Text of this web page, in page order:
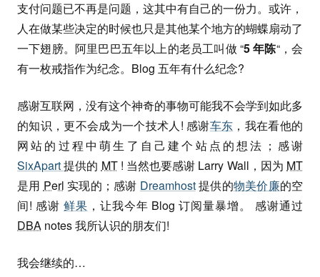
支付问题已不再是问题，这其中有自己的一份力。或许，
人在做某些决定的时候也只是其他某个地方的蝴蝶扇动了
一下翅膀。阿里巴巴五年以上的老员工叫做 “5 年陈“，会
有一枚戒指作为纪念。Blog 五年有什么纪念?
感谢互联网，没有这个神奇的事物可能我不会学到如此多
的知识，更不会成为一个技术人! 感谢车东 ，我在看他的
网站的过程中萌生了自己建个站点的想法；感谢
SixApart提供的 MT! 当然也要感谢 Larry Wall，因为 MT
是用 Perl 实现的；感谢 Dreamhost提供的物美价廉的空
间! 感谢 鲜果 ，让我今年 Blog 订阅量暴增。 感谢通过
DBA notes 我所认识的朋友们!
我会继续的…